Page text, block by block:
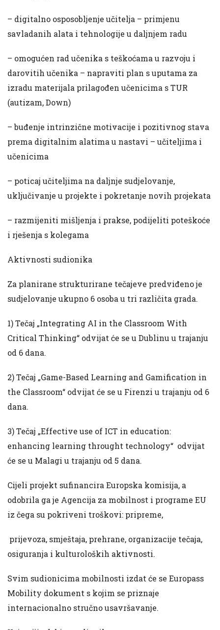
– digitalno osposobljenje učitelja – primjenu
savladanih alata i tehnologije u daljnjem radu
– omogućen rad učenika s teškoćama u razvoju i
darovitih učenika – napraviti plan s uputama za
izradu materijala prilagođen učenicima s TUR
(autizam, Down)
– buđenje intrinzične motivacije i pozitivnog stava
prema digitalnim alatima u nastavi – učiteljima i
učenicima
– poticaj učiteljima na daljnje sudjelovanje,
uključivanje u projekte i pokretanje novih projekata
– razmijeniti mišljenja i prakse, podijeliti poteškoće
i rješenja s kolegama
Aktivnosti sudionika
Za planirane strukturirane tečajeve predviđeno je
sudjelovanje ukupno 6 osoba u tri različita grada.
1) Tečaj „Integrating AI in the Classroom With
Critical Thinking“ odvijat će se u Dublinu u trajanju
od 6 dana.
2) Tečaj „Game-Based Learning and Gamification in
the Classroom“ odvijat će se u Firenzi u trajanju od 6
dana.
3) Tečaj „Effective use of ICT in education:
enhancing learning throught technology“ odvijat
će se u Malagi u trajanju od 5 dana.
Cijeli projekt sufinancira Europska komisija, a
odobrila ga je Agencija za mobilnost i programe EU
iz čega su pokriveni troškovi: pripreme,
prijevoza, smještaja, prehrane, organizacije tečaja,
osiguranja i kulturoloških aktivnosti.
Svim sudionicima mobilnosti izdat će se Europass
Mobility dokument s kojim se priznaje
internacionalno stručno usavršavanje.